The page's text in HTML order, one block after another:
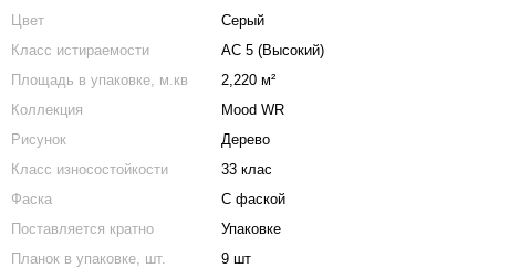
Цвет
Cерый
Класс истираемости
АС 5 (Высокий)
Площадь в упаковке, м.кв
2,220 м²
Коллекция
Mood WR
Рисунок
Дерево
Класс износостойкости
33 клас
Фаска
С фаской
Поставляется кратно
Упаковке
Планок в упаковке, шт.
9 шт